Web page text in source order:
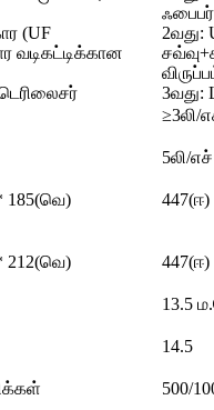
(UF
வடிகட்டிக்கான
2வது:
3வது:
≥3லி/
5லி/
185(வெ)
212(வெ)
13.5
14.5
500/